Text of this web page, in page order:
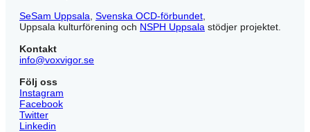
SeSam Uppsala Svenska OCD-förbundet
Uppsala kulturförening och NSPH Uppsala stödjer projektet.
Kontakt
info@voxvigor.se
Följ oss
Instagram
Facebook
Twitter
Linkedin